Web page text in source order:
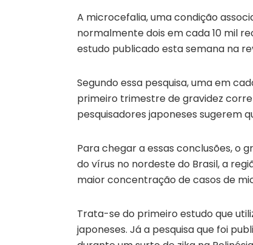
A microcefalia, uma condição
normalmente dois em cada 10 mil
estudo publicado esta semana na
Segundo essa pesquisa, uma em
primeiro trimestre de gravidez
pesquisadores japoneses sugerem
Para chegar a essas conclusões, o
do vírus no nordeste do Brasil, a
maior concentração de casos de
Trata-se do primeiro estudo que
japoneses. Já a pesquisa que foi